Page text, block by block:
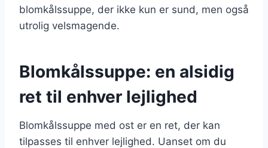
blomkålssuppe, der ikke kun er sund, men også
utrolig velsmagende.
Blomkålssuppe: en alsidig
ret til enhver lejlighed
Blomkålssuppe med ost er en ret, der kan
tilpasses til enhver lejlighed. Uanset om du